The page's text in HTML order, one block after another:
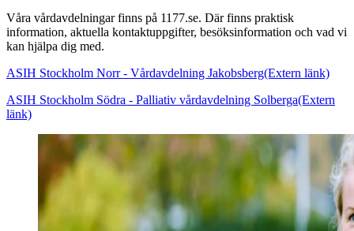
Våra vårdavdelningar finns på 1177.se. Där finns praktisk
information, aktuella kontaktuppgifter, besöksinformation och vad vi
kan hjälpa dig med.
ASIH Stockholm Norr - Vårdavdelning Jakobsberg(Extern länk)
ASIH Stockholm Södra - Palliativ vårdavdelning Solberga(Extern
länk)